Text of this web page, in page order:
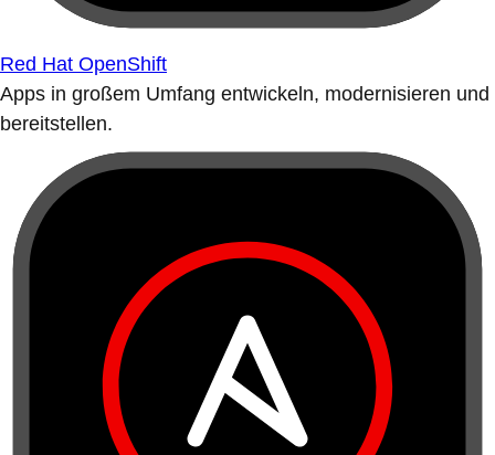
Red Hat OpenShift
Apps in großem Umfang entwickeln, modernisieren und
bereitstellen.